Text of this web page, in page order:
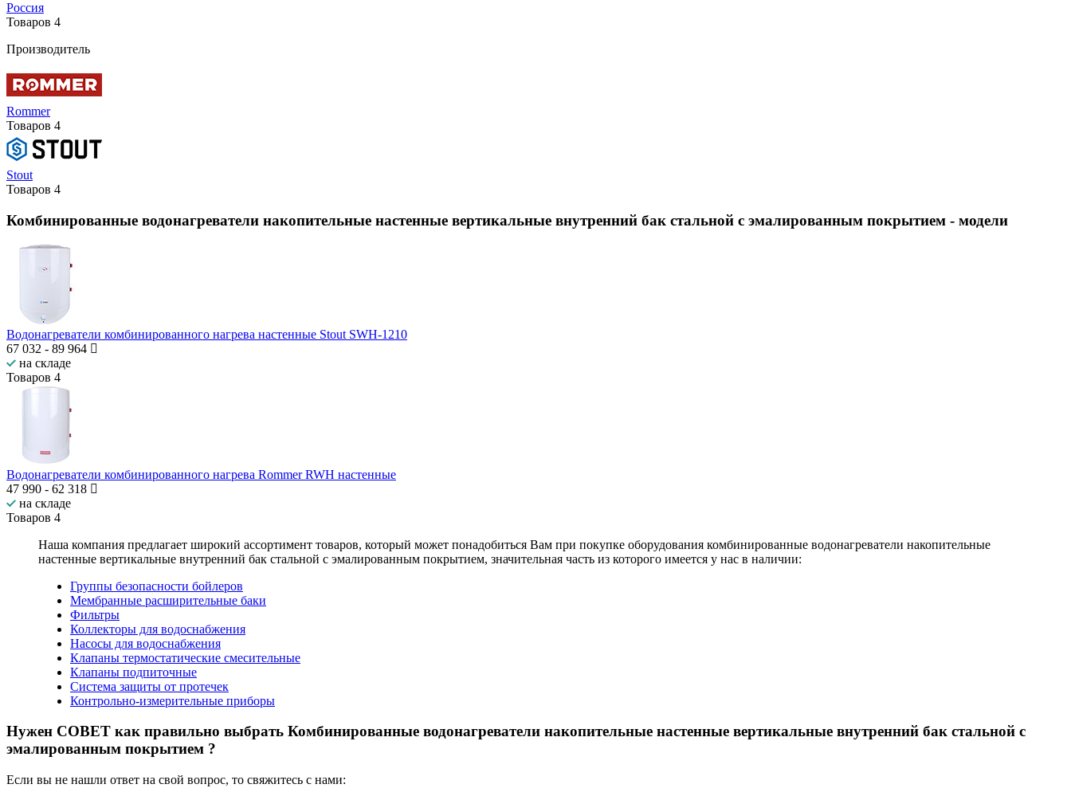
Россия
Товаров 4
Производитель
Rommer
Товаров 4
Stout
Товаров 4
Комбинированные водонагреватели накопительные настенные вертикальные внутренний бак стальной с эмалированным покрытием - модели
Водонагреватели комбинированного нагрева настенные Stout SWH-1210
67 032 - 89 964
на складе
Товаров 4
Водонагреватели комбинированного нагрева Rommer RWH настенные
47 990 - 62 318
на складе
Товаров 4
Наша компания предлагает широкий ассортимент товаров, который может понадобиться Вам при покупке оборудования комбинированные водонагреватели накопительные
настенные вертикальные внутренний бак стальной с эмалированным покрытием, значительная часть из которого имеется у нас в наличии:
Группы безопасности бойлеров
Мембранные расширительные баки
Фильтры
Коллекторы для водоснабжения
Насосы для водоснабжения
Клапаны термостатические смесительные
Клапаны подпиточные
Система защиты от протечек
Контрольно-измерительные приборы
Нужен СОВЕТ как правильно выбрать Комбинированные водонагреватели накопительные настенные вертикальные внутренний бак стальной с
эмалированным покрытием ?
Если вы не нашли ответ на свой вопрос, то свяжитесь с нами: